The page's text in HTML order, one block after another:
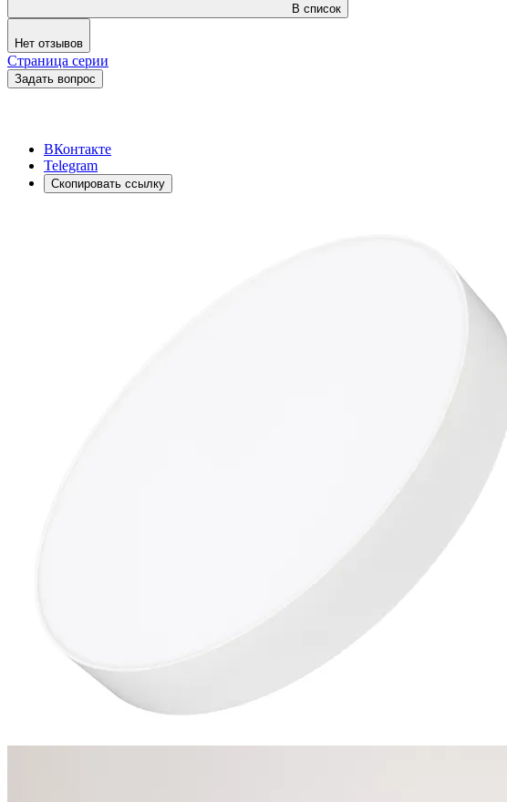
В список
Нет отзывов
Страница серии
Задать вопрос
ВКонтакте
Telegram
Скопировать ссылку